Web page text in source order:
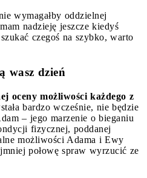
wymagałby oddzielnej
nadzieję jeszcze kiedyś
czegoś na szybko, warto
wasz dzień
oceny możliwości każdego z
bardzo wcześnie, nie będzie
– jego marzenie o bieganiu
fizycznej, poddanej
możliwości Adama i Ewy
połowę spraw wyrzucić ze